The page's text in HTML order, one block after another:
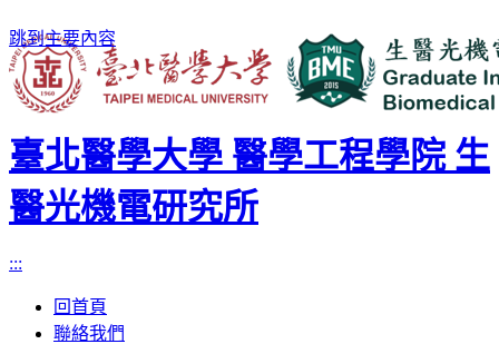
跳到主要內容
臺北醫學大學 醫學工程學院 生
醫光機電研究所
:::
回首頁
聯絡我們